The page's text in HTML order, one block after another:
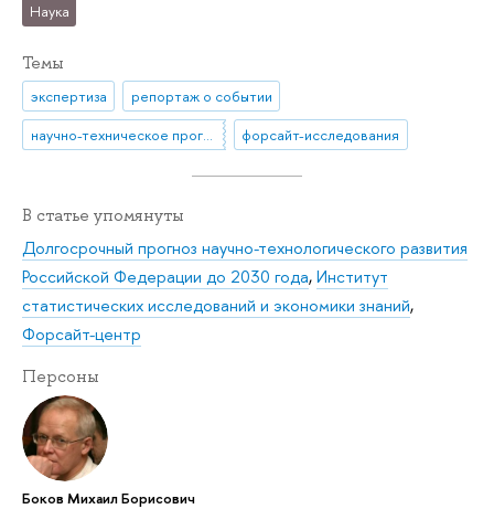
Наука
Темы
экспертиза
репортаж о событии
научно-техническое прогнозирование
форсайт-исследования
В статье упомянуты
Долгосрочный прогноз научно-технологического развития
Российской Федерации до 2030 года,Институт
статистических исследований и экономики знаний,
Форсайт-центр
Персоны
Боков Михаил Борисович